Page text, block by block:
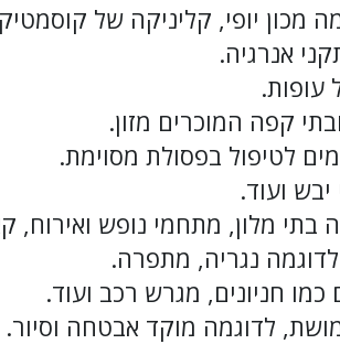
מכון יופי, קליניקה של
אנרגיה.
עופות.
קפה המוכרים מזון.
לטיפול בפסולת מסוימת.
ועוד.
בתי מלון, מתחמי נופש ואירוח,
נגריה, מתפרה.
חניונים, מגרש רכב ועוד.
לדוגמה מוקד אבטחה וסיור.